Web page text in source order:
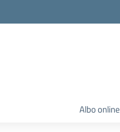
Albo online